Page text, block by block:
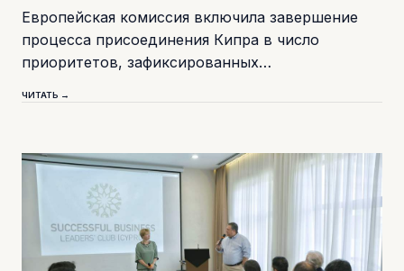
Европейская комиссия включила завершение
процесса присоединения Кипра в число
приоритетов, зафиксированных…
ЧИТАТЬ →